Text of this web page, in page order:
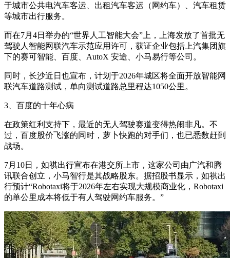
于城市公共电汽车客运、出租汽车客运（网约车）、汽车租赁
等城市出行服务。
而在7月4日举办的“世界人工智能大会”上，上海发放了首批无
驾驶人智能网联汽车示范应用许可，获证企业包括上汽集团旗
下的赛可智能、百度、AutoX 安途、小马易行等公司。
同时，长沙近日也宣布，计划于2026年城区将全面开放智能网
联汽车道路测试，单向测试道路总里程达1050公里。
3、百度的十年心病
在政策红利支持下，最近的无人驾驶赛道变得热闹非凡。不
过，百度股价飞涨的同时，萝卜快跑的对手们，也已悉数赶到
战场。
7月10日，如祺出行宣布在港交所上市，这家公司由广汽和腾
讯联合创立，小马智行是其战略股东。据招股书显示，如祺出
行预计“Robotaxi将于2026年左右实现大规模商业化，Robotaxi
的单公里成本将低于有人驾驶网约车服务。”